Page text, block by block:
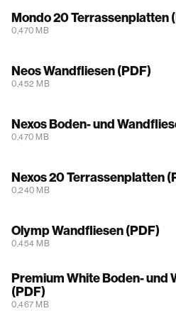
Mondo 20 Terrassenplatten
0,470 MB
Neos Wandfliesen (PDF)
0,452 MB
Nexos Boden- und
0,470 MB
Nexos 20 Terrassenplatten
0,240 MB
Olymp Wandfliesen (PDF)
0,454 MB
Premium White Boden- und
(PDF)
0,467 MB